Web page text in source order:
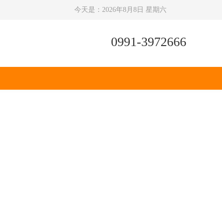
今天是： 2026年8月8日 星期六
0991-3972666